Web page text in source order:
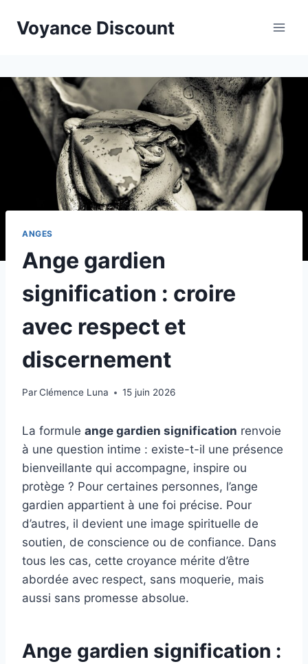
Voyance Discount
ANGES
Ange gardien
signification : croire
avec respect et
discernement
ParClémence Luna 15 juin 2026
La formule ange gardien signification renvoie
à une question intime : existe-t-il une présence
bienveillante qui accompagne, inspire ou
protège ? Pour certaines personnes, l’ange
gardien appartient à une foi précise. Pour
d’autres, il devient une image spirituelle de
soutien, de conscience ou de confiance. Dans
tous les cas, cette croyance mérite d’être
abordée avec respect, sans moquerie, mais
aussi sans promesse absolue.
Ange gardien signification :